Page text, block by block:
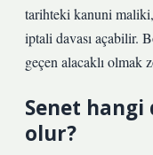
tarihteki kanuni
iptali davası açabilir.
geçen alacaklı olmak
Senet
olur?